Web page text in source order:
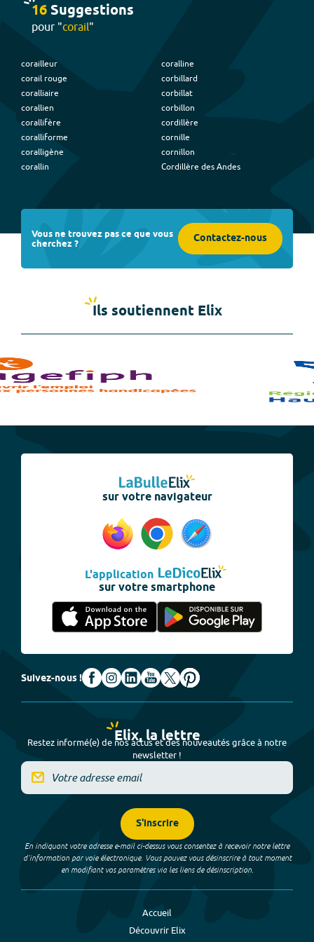
16Suggestions
pour "corail"
corailleur
corail rouge
coralliaire
corallien
corallifère
coralliforme
coralligène
corallin
coralline
corbillard
corbillat
corbillon
cordillère
cornille
cornillon
Cordillère des Andes
Vous ne trouvez pas ce que vous
cherchez ? Contactez-nous
Ils soutiennent Elix
sur votre navigateur
L'application
sur votre smartphone
Suivez-nous !
Elix, la lettre
Restez informé(e) de nos actus et des nouveautés grâce à notre
newsletter !
S'inscrire
En indiquant votre adresse e-mail ci-dessus vous consentez à recevoir notre lettre
d’information par voie électronique. Vous pouvez vous désinscrire à tout moment
en modifiant vos paramètres via les liens de désinscription.
Accueil
Découvrir Elix